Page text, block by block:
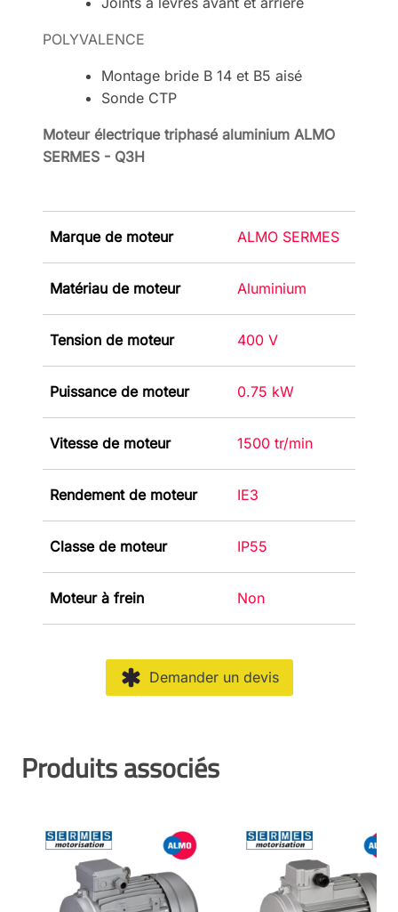
POLYVALENCE
Montage bride B 14 et B5 aisé
Sonde CTP
Moteur électrique triphasé aluminium ALMO
SERMES - Q3H
Marque de moteur ALMO SERMES
Matériau de moteur Aluminium
Tension de moteur 400 V
Puissance de moteur 0.75 kW
Vitesse de moteur 1500 tr/min
Rendement de moteur IE3
Classe de moteur IP55
Moteur à frein Non
Demander un devis
Produits associés